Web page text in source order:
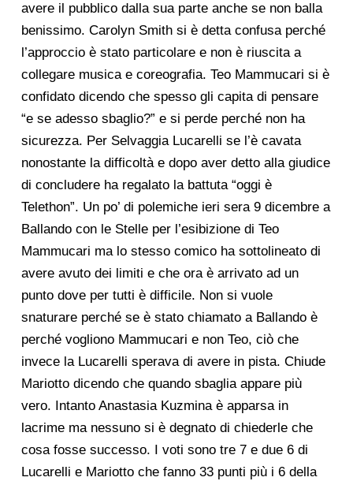
avere il pubblico dalla sua parte anche se non balla
benissimo. Carolyn Smith si è detta confusa perché
l’approccio è stato particolare e non è riuscita a
collegare musica e coreografia. Teo Mammucari si è
confidato dicendo che spesso gli capita di pensare
“e se adesso sbaglio?” e si perde perché non ha
sicurezza. Per Selvaggia Lucarelli se l’è cavata
nonostante la difficoltà e dopo aver detto alla giudice
di concludere ha regalato la battuta “oggi è
Telethon”. Un po’ di polemiche ieri sera 9 dicembre a
Ballando con le Stelle per l’esibizione di Teo
Mammucari ma lo stesso comico ha sottolineato di
avere avuto dei limiti e che ora è arrivato ad un
punto dove per tutti è difficile. Non si vuole
snaturare perché se è stato chiamato a Ballando è
perché vogliono Mammucari e non Teo, ciò che
invece la Lucarelli sperava di avere in pista. Chiude
Mariotto dicendo che quando sbaglia appare più
vero. Intanto Anastasia Kuzmina è apparsa in
lacrime ma nessuno si è degnato di chiederle che
cosa fosse successo. I voti sono tre 7 e due 6 di
Lucarelli e Mariotto che fanno 33 punti più i 6 della